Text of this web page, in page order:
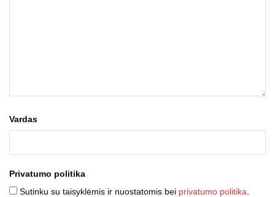
Vardas
Privatumo politika
Sutinku su taisyklėmis ir nuostatomis bei privatumo politika